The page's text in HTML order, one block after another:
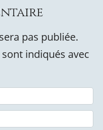
pas publiée.
indiqués avec